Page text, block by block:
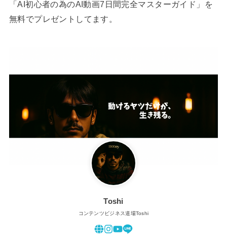
「AI初心者の為のAI動画7日間完全マスターガイド」を
無料でプレゼントしてます。
Toshi
コンテンツビジネス道場Toshi